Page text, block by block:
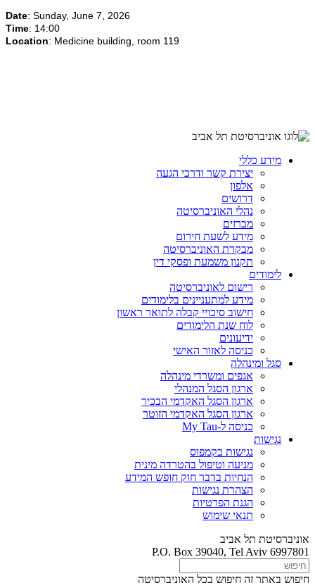
Date: Sunday, June 7, 2026
Time: 14:00
Location: Medicine building, room 119
מידע כללי
יצירת קשר ודרכי הגעה
אלפון
דרושים
נהלי האוניברסיטה
מכרזים
מידע לשעת חירום
מבקרת האוניברסיטה
תקנון משמעת ופסקי דין
לימודים
רישום לאוניברסיטה
מידע למתעניינים בלימודים
חישוב סיכויי קבלה לתואר ראשון
לוח שנת הלימודים
ידיעונים
כניסה לאזור האישי
סגל ומינהלה
אגפים ומשרדי מינהלה
ארגון הסגל המנהלי
ארגון הסגל האקדמי הבכיר
ארגון הסגל האקדמי הזוטר
כניסה ל-My Tau
נגישות
נגישות בקמפוס
מניעה וטיפול בהטרדה מינית
הנחיות בדבר חוק חופש המידע
הצהרת נגישות
הגנת הפרטיות
תנאי שימוש
אוניברסיטת תל אביב
P.O. Box 39040, Tel Aviv 6997801
חיפוש באתר זה חיפוש בכל האוניברסיטה